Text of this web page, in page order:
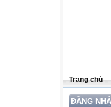
Trang chủ
ĐĂNG